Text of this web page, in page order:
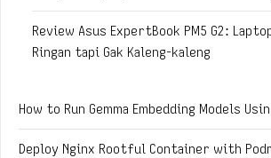
Review Asus ExpertBook PM5 G2:
Ringan tapi Gak Kaleng-kaleng
How to Run Gemma Embedding Models
Deploy Nginx Rootful Container with